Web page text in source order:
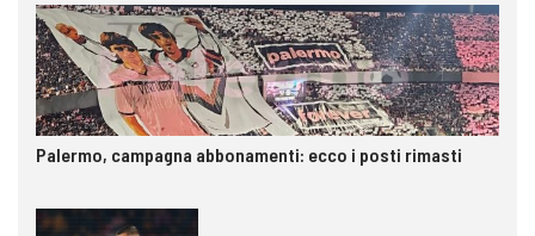
Palermo, campagna abbonamenti: ecco i posti rimasti